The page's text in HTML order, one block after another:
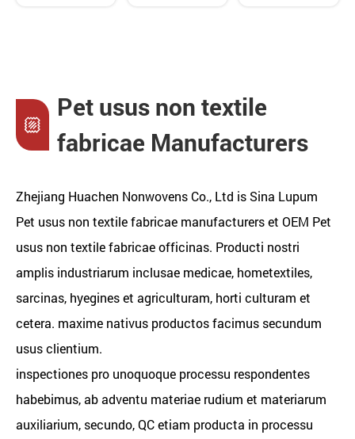
Pet usus non textile
fabricae Manufacturers
Zhejiang Huachen Nonwovens Co., Ltd is Sina Lupum
Pet usus non textile fabricae manufacturerset OEM Pet
usus non textile fabricae officinas. Producti nostri
amplis industriarum inclusae medicae, hometextiles,
sarcinas, hyegines et agriculturam, horti culturam et
cetera. maxime nativus productos facimus secundum
usus clientium.
inspectiones pro unoquoque processu respondentes
habebimus, ab adventu materiae rudium et materiarum
auxiliarium, secundo, QC etiam producta in processu